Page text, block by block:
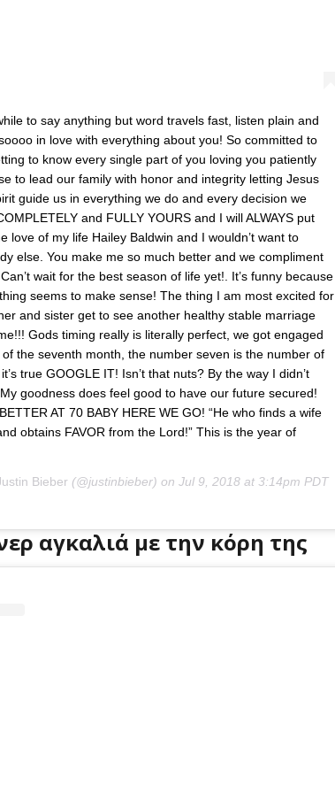
to say anything but word travels fast, listen plain and
in love with everything about you! So committed to
to know every single part of you loving you patiently
to lead our family with honor and integrity letting Jesus
guide us in everything we do and every decision we
and FULLY YOURS and I will ALWAYS put
love of my life Hailey Baldwin and I wouldn’t want to
else. You make me so much better and we compliment
wait for the best season of life yet!. It’s funny because
seems to make sense! The thing I am most excited for
and sister get to see another healthy stable marriage
Gods timing really is literally perfect, we got engaged
the seventh month, the number seven is the number of
true GOOGLE IT! Isn’t that nuts? By the way I didn’t
goodness does feel good to have our future secured!
AT 70 BABY HERE WE GO! “He who finds a wife
obtains FAVOR from the Lord!” This is the year of
Bieber (@justinbieber) on Jul 9, 2018 at 3:14pm PDT
αγκαλιά με την κόρη της